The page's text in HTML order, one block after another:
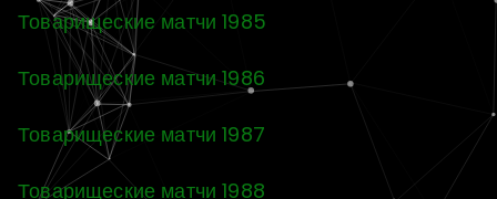
Товарищеские матчи 1985
Товарищеские матчи 1986
Товарищеские матчи 1987
Товарищеские матчи 1988